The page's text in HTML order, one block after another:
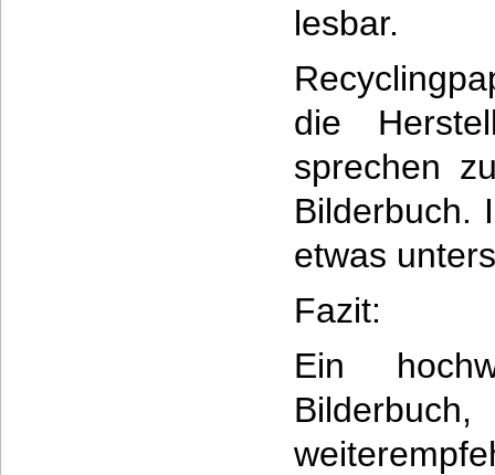
lesbar.
die
sprechen
Bilderbuch.
etwas
Fazit:
Ein